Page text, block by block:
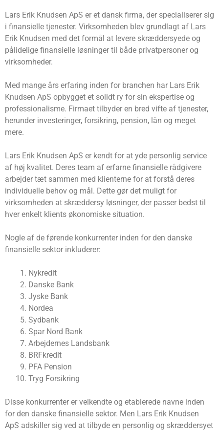
Lars Erik Knudsen ApS er et dansk firma, der specialiserer sig
i finansielle tjenester. Virksomheden blev grundlagt af Lars
Erik Knudsen med det formål at levere skræddersyede og
pålidelige finansielle løsninger til både privatpersoner og
virksomheder.
Med mange års erfaring inden for branchen har Lars Erik
Knudsen ApS opbygget et solidt ry for sin ekspertise og
professionalisme. Firmaet tilbyder en bred vifte af tjenester,
herunder investeringer, forsikring, pension, lån og meget
mere.
Lars Erik Knudsen ApS er kendt for at yde personlig service
af høj kvalitet. Deres team af erfarne finansielle rådgivere
arbejder tæt sammen med klienterne for at forstå deres
individuelle behov og mål. Dette gør det muligt for
virksomheden at skræddersy løsninger, der passer bedst til
hver enkelt klients økonomiske situation.
Nogle af de førende konkurrenter inden for den danske
finansielle sektor inkluderer:
Nykredit
Danske Bank
Jyske Bank
Nordea
Sydbank
Spar Nord Bank
Arbejdernes Landsbank
BRFkredit
PFA Pension
Tryg Forsikring
Disse konkurrenter er velkendte og etablerede navne inden
for den danske finansielle sektor. Men Lars Erik Knudsen
ApS adskiller sig ved at tilbyde en personlig og skræddersyet